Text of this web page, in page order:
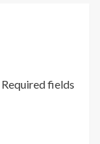
Required fields